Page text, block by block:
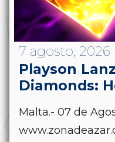
7 agosto, 2026
Playson
Diamonds:
Malta.- 07 de